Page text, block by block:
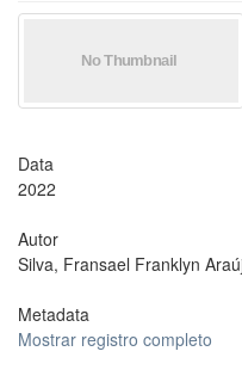
Data
2022
Autor
Silva, Fransael Franklyn
Metadata
Mostrar registro completo